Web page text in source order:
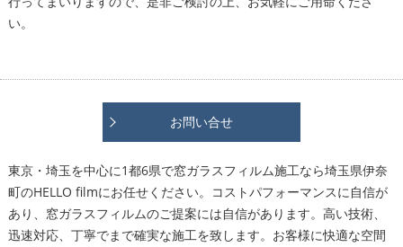
い。
お問い合せ
東京・埼玉を中心に1都6県で窓ガラスフィルム施工なら埼玉県伊奈
町のHELLO filmにお任せください。コストパフォーマンスに自信が
あり、窓ガラスフィルムのご提案には自信があります。高い技術、
迅速対応、丁寧でまで確実な施工を致します。お客様に快適な空間